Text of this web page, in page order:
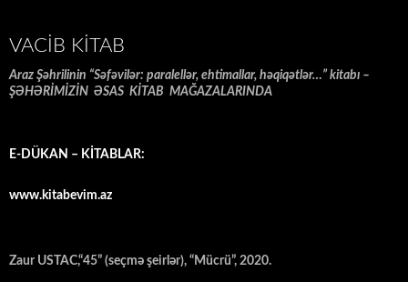
VACIB KITAB
Araz Şəhrilinin “Səfəvilər: paralellər, ehtimallar, həqiqətlər…” kitabı –
ŞƏHƏRİMİZİN ƏSAS KİTAB MAĞAZALARINDA
E-DÜKAN – KİTABLAR:
www.kitabevim.az
Zaur USTAC,“45” (seçmə şeirlər), “Mücrü”, 2020.